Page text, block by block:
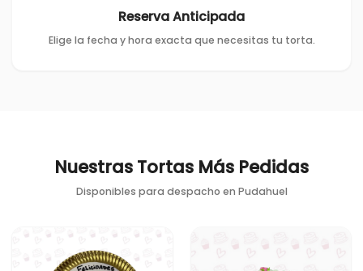
Reserva Anticipada
Elige la fecha y hora exacta que necesitas tu torta.
Nuestras Tortas Más Pedidas
Disponibles para despacho en Pudahuel